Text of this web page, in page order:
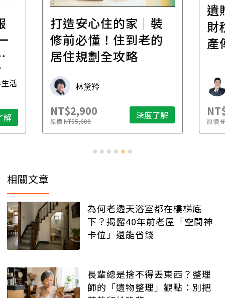
活
解
打造安心住的家｜裝
修前必懂！住到老的
居住規劃全攻略
林黛羚
NT$2,900
原價NT$5,600 深度了解
遺
財
產
原價
相關文章
為何老透天浴室都在樓梯底
下？揭露40年前老屋「空間神
卡位」還能省錢
長輩總是捨不得丟東西？整理
師的「遺物整理」觀點：別把